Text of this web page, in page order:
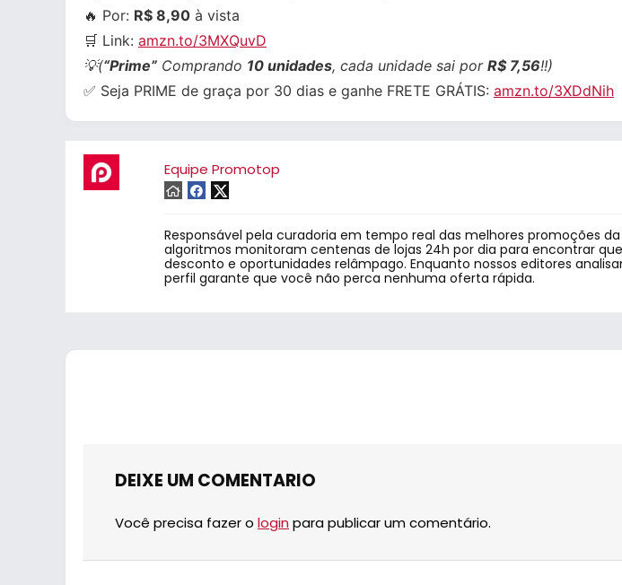
🔥 Por: R$ 8,90 à vista
🛒 Link: amzn.to/3MXQuvD
💡(“Prime” Comprando 10 unidades, cada unidade sai por R$ 7,56!!)
✅ Seja PRIME de graça por 30 dias e ganhe FRETE GRÁTIS: amzn.to/3XDdNih
Equipe Promotop
Responsável pela curadoria em tempo real das melhores promoções
algoritmos monitoram centenas de lojas 24h por dia para encontrar
desconto e oportunidades relâmpago. Enquanto nossos editores
perfil garante que você não perca nenhuma oferta rápida.
DEIXE UM COMENTARIO
Você precisa fazer o login para publicar um comentário.